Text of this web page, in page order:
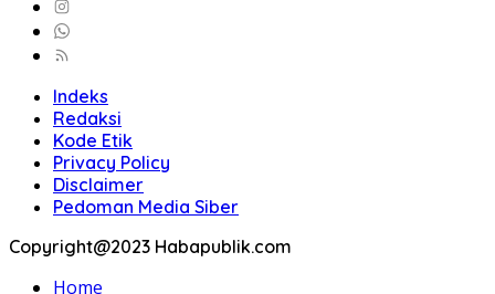
Indeks
Redaksi
Kode Etik
Privacy Policy
Disclaimer
Pedoman Media Siber
Copyright@2023 Habapublik.com
Home